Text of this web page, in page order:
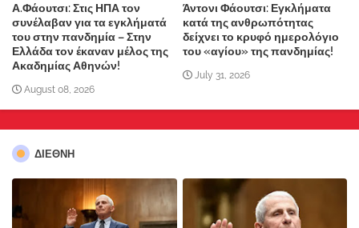
Α.Φάουτσι: Στις ΗΠΑ τον
συνέλαβαν για τα εγκλήματά
του στην πανδημία – Στην
Ελλάδα τον έκαναν μέλος της
Ακαδημίας Αθηνών!
August 08, 2026
Άντονι Φάουτσι: Εγκλήματα
κατά της ανθρωπότητας
δείχνει το κρυφό ημερολόγιο
του «αγίου» της πανδημίας!
July 31, 2026
ΔΙΕΘΝΗ